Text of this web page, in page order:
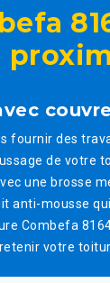
fournir des
de votre
une brosse
anti-mousse
Combefa
votre